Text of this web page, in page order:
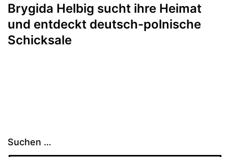
Brygida Helbig sucht ihre Heimat
und entdeckt deutsch-polnische
Schicksale
Suchen …